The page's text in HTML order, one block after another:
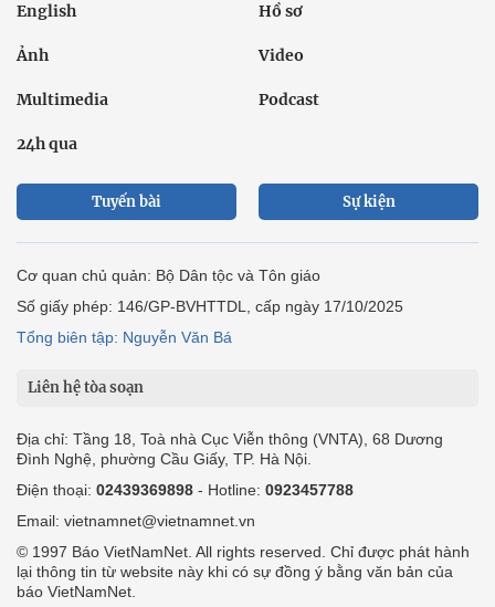
English Hồ sơ
Ảnh Video
Multimedia Podcast
24h qua
Tuyến bài Sự kiện
Cơ quan chủ quản: Bộ Dân tộc và Tôn giáo
Số giấy phép: 146/GP-BVHTTDL, cấp ngày 17/10/2025
Tổng biên tập: Nguyễn Văn Bá
Liên hệ tòa soạn
Địa chỉ: Tầng 18, Toà nhà Cục Viễn thông (VNTA), 68 Dương
Đình Nghệ, phường Cầu Giấy, TP. Hà Nội.
Điện thoại: 02439369898 - Hotline: 0923457788
Email: vietnamnet@vietnamnet.vn
© 1997 Báo VietNamNet. All rights reserved. Chỉ được phát hành
lại thông tin từ website này khi có sự đồng ý bằng văn bản của
báo VietNamNet.